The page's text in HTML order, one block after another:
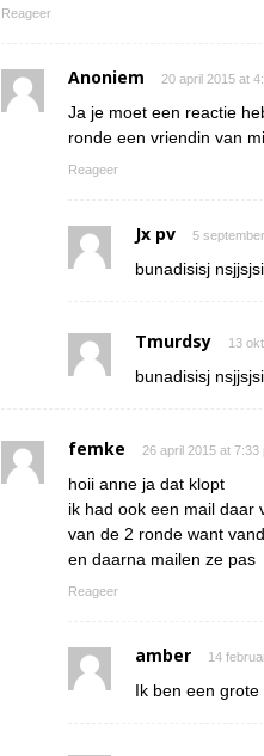
Reageer
Anoniem 20 april 2015 at
Ja je moet een reactie
ronde een vriendin van
Reageer
Jx pv 5
bunadisisj
Tmurdsy 13
bunadisisj
femke 26 april 2015 at 7:33
hoii anne ja dat klopt
ik had ook een mail daar
van de 2 ronde want
en daarna mailen ze pas
Reageer
amber 14
Ik ben een